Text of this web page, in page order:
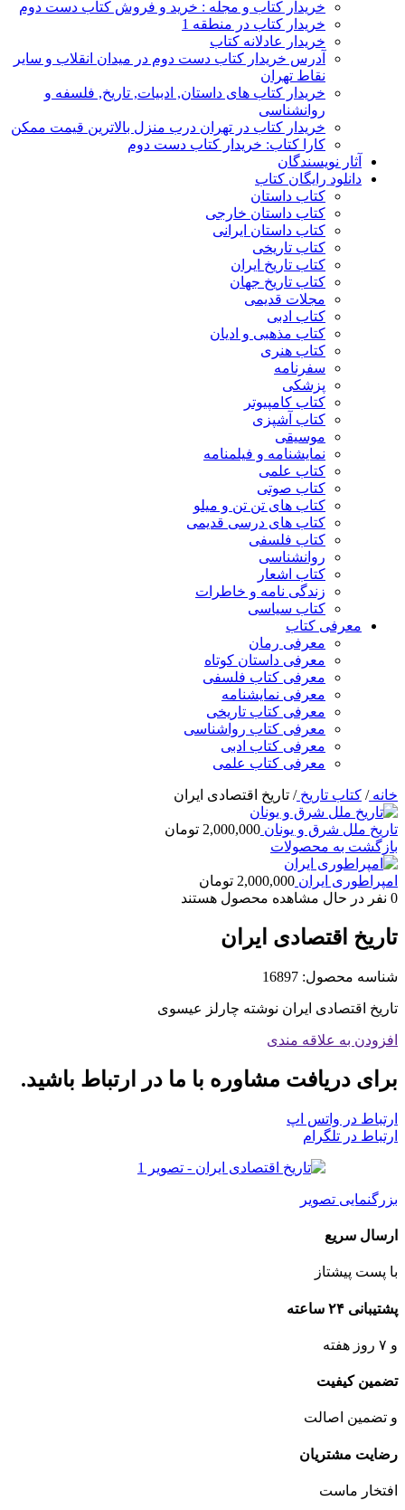
خریدار کتاب و مجله : خرید و فروش کتاب دست دوم
خریدار کتاب در منطقه 1
خریدار عادلانه کتاب
آدرس خریدار کتاب دست دوم در میدان انقلاب و سایر
نقاط تهران
خریدار کتاب های داستان, ادبیات, تاریخ, فلسفه و
روانشناسی
خریدار کتاب در تهران درب منزل بالاترین قیمت ممکن
کارا کتاب: خریدار کتاب دست دوم
آثار نویسندگان
دانلود رایگان کتاب
کتاب داستان
کتاب داستان خارجی
کتاب داستان ایرانی
کتاب تاریخی
کتاب تاریخ ایران
کتاب تاریخ جهان
مجلات قدیمی
کتاب ادبی
کتاب مذهبی و ادیان
کتاب هنری
سفرنامه
پزشکی
کتاب کامپیوتر
کتاب آشپزی
موسیقی
نمایشنامه و فیلمنامه
کتاب علمی
کتاب صوتی
کتاب های تن تن و میلو
کتاب های درسی قدیمی
کتاب فلسفی
روانشناسی
کتاب اشعار
زندگی نامه و خاطرات
کتاب سیاسی
معرفی کتاب
معرفی رمان
معرفی داستان کوتاه
معرفی کتاب فلسفی
معرفی نمایشنامه
معرفی کتاب تاریخی
معرفی کتاب رواشناسی
معرفی کتاب ادبی
معرفی کتاب علمی
خانه/ کتاب تاریخ/ تاریخ اقتصادی ایران
تاریخ ملل شرق و یونان 2,000,000 تومان
بازگشت به محصولات
امپراطوری ایران 2,000,000 تومان
0 نفر در حال مشاهده محصول هستند
تاریخ اقتصادی ایران
شناسه محصول: 16897
تاریخ اقتصادی ایران نوشته چارلز عیسوی
افزودن به علاقه مندی
برای دریافت مشاوره با ما در ارتباط باشید.
ارتباط در واتس اپ
ارتباط در تلگرام
بزرگنمایی تصویر
ارسال سریع
با پست پیشتاز
پشتیبانی ۲۴ ساعته
و ۷ روز هفته
تضمین کیفیت
و تضمین اصالت
رضایت مشتریان
افتخار ماست